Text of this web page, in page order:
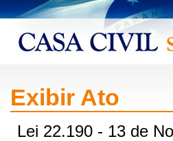
Exibir Ato
Lei 22.190 - 13 de